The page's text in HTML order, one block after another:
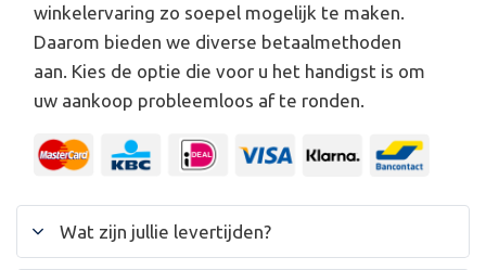
winkelervaring zo soepel mogelijk te maken.
Daarom bieden we diverse betaalmethoden
aan. Kies de optie die voor u het handigst is om
uw aankoop probleemloos af te ronden.
Wat zijn jullie levertijden?